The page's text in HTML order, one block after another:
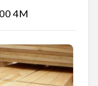
4M